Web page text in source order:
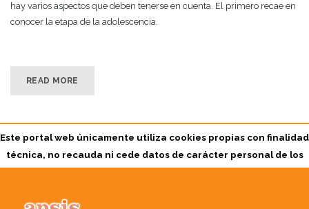
hay varios aspectos que deben tenerse en cuenta. El primero recae en
conocer la etapa de la adolescencia.
READ MORE
Este portal web únicamente utiliza cookies propias con finalidad
técnica, no recauda ni cede datos de carácter personal de los